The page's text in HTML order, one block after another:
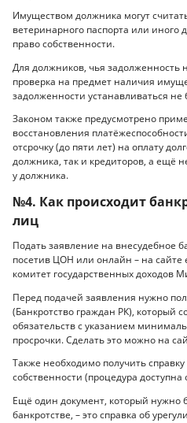
Имуществом должника могут
ветеринарного паспорта или
право собственности.
Для должников, чья задолженность
проверка на предмет наличия
задолженности устанавливаться не
Законом также предусмотрено
восстановления
отсрочку (до пяти лет) на оплату
должника, так и кредиторов, а ещё
у должника.
№4. Как происходит
лиц
Подать заявление на внесудебное
посетив ЦОН или онлайн – на сайте
комитет государственных доходов
Перед подачей заявления нужно
(Банкротство граждан РК), который
обязательств с указанием
просрочки. Сделать это можно на
Также необходимо получить
собственности (процедура
Ещё один документ, который нужно
банкротстве, – это справка об